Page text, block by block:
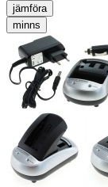
jämföra
minns